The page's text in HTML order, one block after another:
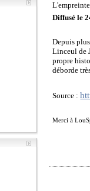
Diffusé le
Depuis
Linceul de
propre
déborde
Source :
Merci à